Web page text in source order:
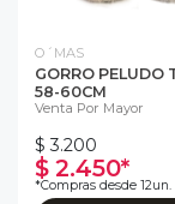
O´MAS
GORRO PELUDO
58-60CM
Venta Por Mayor
$ 3.200
$ 2.450*
*Compras desde 12un.